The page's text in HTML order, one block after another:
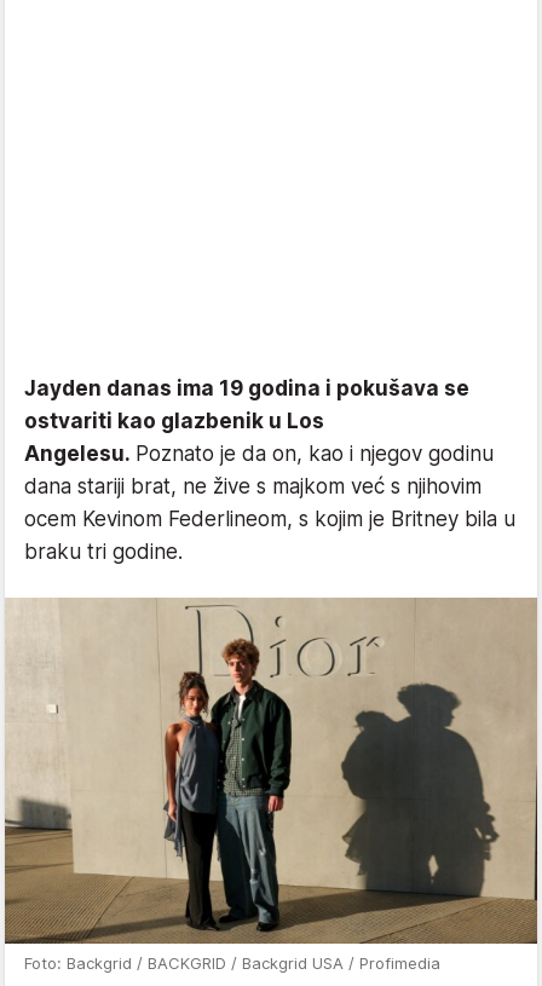
Jayden danas ima 19 godina i pokušava se
ostvariti kao glazbenik u Los
Angelesu. Poznato je da on, kao i njegov godinu
dana stariji brat, ne žive s majkom već s njihovim
ocem Kevinom Federlineom, s kojim je Britney bila u
braku tri godine.
Foto: Backgrid / BACKGRID / Backgrid USA / Profimedia